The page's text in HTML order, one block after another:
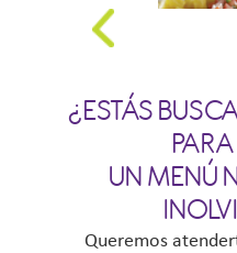
FILETE
¿ESTÁS
UN MENÚ
Queremos